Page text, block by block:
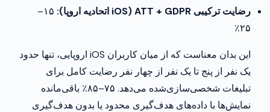
رضایت ترکیبی ATT + GDPR (iOS اتحادیه اروپا):
۱۵–
۲۵٪
این بدان معناست که از میان کاربران iOS اروپایی، تنها حدود
یک نفر از پنج تا یک نفر از چهار نفر رضایت کامل برای
تبلیغات شخصی‌سازی‌شده می‌دهد. ۷۵–۸۵٪ باقی‌مانده
نمایش‌ها با داده‌های هدف‌گیری محدود یا بدون هدف‌گیری